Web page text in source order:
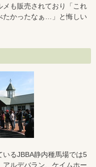
も販売されており「これ
たかったなぁ…」と悔しい
るJBBA静内種馬場では5
ルデバラン、ケイムホー